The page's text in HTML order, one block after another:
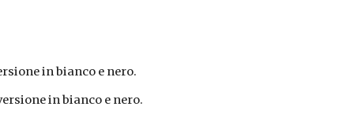
in bianco e nero.
in bianco e nero.